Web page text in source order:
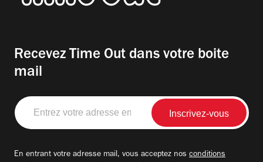
Recevez Time Out dans votre boite
mail
Entrez
votre
adresse
En entrant votre adresse mail, vous acceptez nos conditions